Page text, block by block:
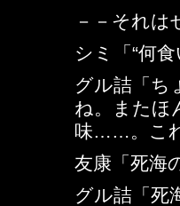
－－それ
シミ「“何
グル詰「
ね。またほ
味……。こ
友康「死海
グル詰「死